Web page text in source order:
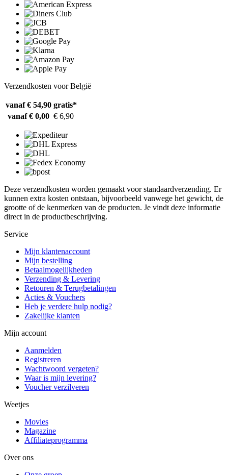
Verzendkosten voor België
vanaf € 54,90 gratis*
vanaf € 0,00 € 6,90
Deze verzendkosten worden gemaakt voor standaardverzending. Er
kunnen extra kosten ontstaan, bijvoorbeeld vanwege het gewicht, de
grootte of de kenmerken van de producten. Je vindt deze informatie
direct in de productbeschrijving.
Service
Mijn klantenaccount
Mijn bestelling
Betaalmogelijkheden
Verzending & Levering
Retouren & Terugbetalingen
Acties & Vouchers
Heb je verdere hulp nodig?
Zakelijke klanten
Mijn account
Aanmelden
Registreren
Wachtwoord vergeten?
Waar is mijn levering?
Voucher verzilveren
Weetjes
Movies
Magazine
Affiliateprogramma
Over ons